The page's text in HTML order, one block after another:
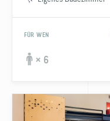
FÜR WEN
× 6